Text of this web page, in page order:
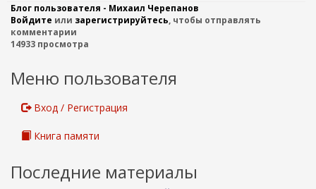
с
ы
л
)
н
е
)
Блог пользователя - Михаил Черепанов
Войдите или зарегистрируйтесь, чтобы отправлять
комментарии
14933 просмотра
Меню пользователя
Вход / Регистрация
Книга памяти
Последние материалы